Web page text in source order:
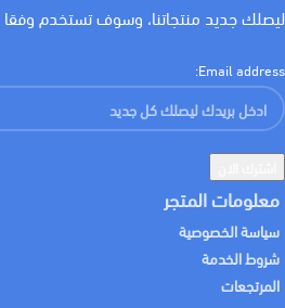
ليصلك جديد منتجاتنا، وسوف تستخدم وفقا
Email address:
معلومات المتجر
سياسة الخصوصية
شروط الخدمة
المرتجعات